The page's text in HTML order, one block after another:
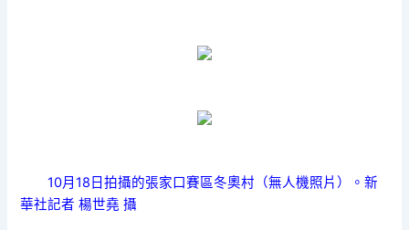
10月18日拍攝的張家口賽區冬奧村（無人機照片）。新
華社記者 楊世堯 攝